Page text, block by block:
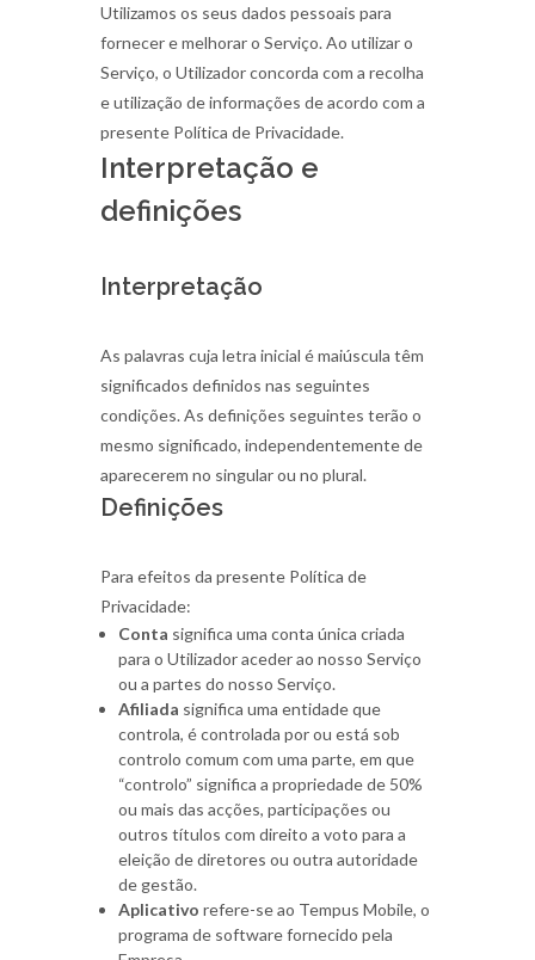
Utilizamos os seus dados pessoais para
fornecer e melhorar o Serviço. Ao utilizar o
Serviço, o Utilizador concorda com a recolha
e utilização de informações de acordo com a
presente Política de Privacidade.
Interpretação e
definições
Interpretação
As palavras cuja letra inicial é maiúscula têm
significados definidos nas seguintes
condições. As definições seguintes terão o
mesmo significado, independentemente de
aparecerem no singular ou no plural.
Definições
Para efeitos da presente Política de
Privacidade:
Conta significa uma conta única criada
para o Utilizador aceder ao nosso Serviço
ou a partes do nosso Serviço.
Afiliada significa uma entidade que
controla, é controlada por ou está sob
controlo comum com uma parte, em que
“controlo” significa a propriedade de 50%
ou mais das acções, participações ou
outros títulos com direito a voto para a
eleição de diretores ou outra autoridade
de gestão.
Aplicativo refere-se ao Tempus Mobile, o
programa de software fornecido pela